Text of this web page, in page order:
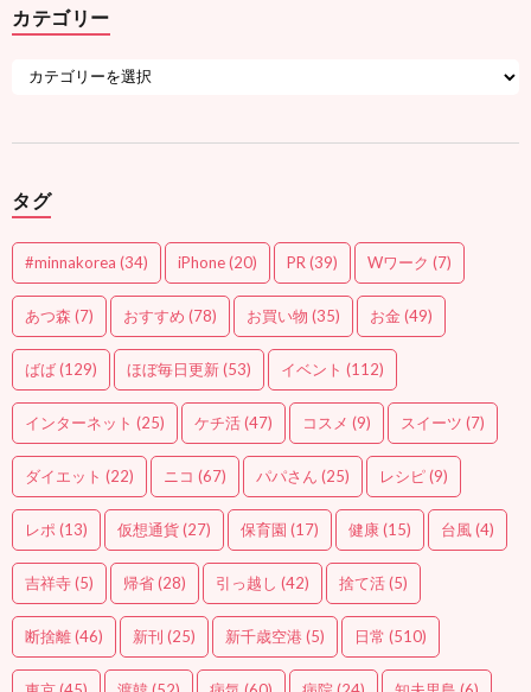
カテゴリー
タグ
#minnakorea (34) iPhone(20) PR(39) Wワーク (7)
あつ森 (7) おすすめ (78) お買い物 (35) お金 (49)
ばば(129) ほぼ毎日更新(53) イベント (112)
インターネット (25) ケチ活(47) コスメ (9) スイーツ (7)
ダイエット (22) ニコ (67) パパさん (25) レシピ(9)
レポ (13) 仮想通貨(27) 保育園 (17) 健康(15) 台風(4)
吉祥寺(5) 帰省(28) 引っ越し (42) 捨て活(5)
断捨離(46) 新刊 (25) 新千歳空港(5) 日常 (510)